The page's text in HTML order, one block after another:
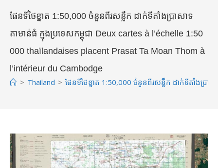
ផែនទីថៃខ្នាត 1:50,000 ចំនួនពីរសន្លឹក ដាក់ទីតាំងប្រាសាទ
តាមាន់ធំ ក្នុងប្រទេសកម្ពុជា Deux cartes à l’échelle 1:50
000 thaïlandaises placent Prasat Ta Moan Thom à
l’intérieur du Cambodge
> Thailand > ផែនទីថៃខ្នាត 1:50,000 ចំនួនពីរសន្លឹក ដាក់ទីតាំងប្រ